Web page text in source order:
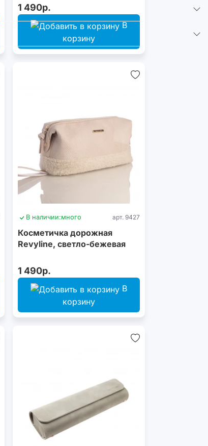
1 490р.
В
корзину
В наличии:много арт. 9427
Косметичка дорожная
Revyline, светло-бежевая
1 490р.
В
корзину